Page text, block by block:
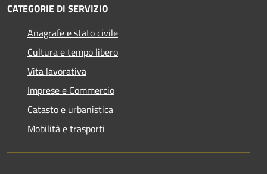
CATEGORIE DI SERVIZIO
Anagrafe e stato civile
Cultura e tempo libero
Vita lavorativa
Imprese e Commercio
Catasto e urbanistica
Mobilità e trasporti